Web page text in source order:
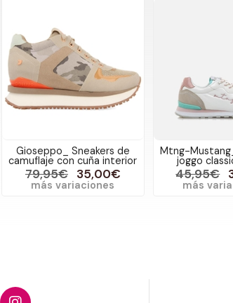
Gioseppo_ Sneakers de
camuflaje con cuña interior
79,95€ 35,00€
más variaciones
Mtng-
joggo
45,95€
más